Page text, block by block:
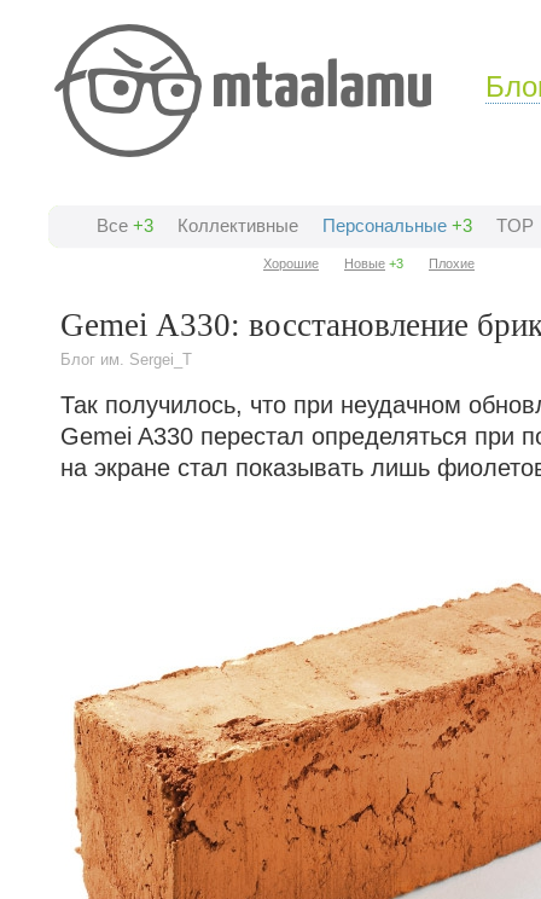
Все +3 Коллективные Персональные +3
Хорошие Новые +3 Плохие
TOP
Gemei A330: восстановление
Блог им. Sergei_T
Так получилось, что при неудачном
Gemei A330 перестал определяться при
на экране стал показывать лишь